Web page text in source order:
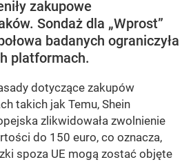
zakupowe
Sondaż dla „Wprost”
badanych ograniczyła
platformach.
dotyczące zakupów
takich jak Temu, Shein
zlikwidowała zwolnienie
do 150 euro, co oznacza,
spoza UE mogą zostać objęte